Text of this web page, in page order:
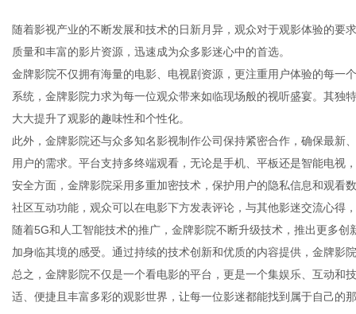
随着影视产业的不断发展和技术的日新月异，观众对于观影体验的要
质量和丰富的影片资源，迅速成为众多影迷心中的首选。
金牌影院不仅拥有海量的电影、电视剧资源，更注重用户体验的每一
系统，金牌影院力求为每一位观众带来如临现场般的视听盛宴。其独
大大提升了观影的趣味性和个性化。
此外，金牌影院还与众多知名影视制作公司保持紧密合作，确保最新
用户的需求。平台支持多终端观看，无论是手机、平板还是智能电视
安全方面，金牌影院采用多重加密技术，保护用户的隐私信息和观看
社区互动功能，观众可以在电影下方发表评论，与其他影迷交流心得
随着5G和人工智能技术的推广，金牌影院不断升级技术，推出更多
加身临其境的感受。通过持续的技术创新和优质的内容提供，金牌影
总之，金牌影院不仅是一个看电影的平台，更是一个集娱乐、互动和
适、便捷且丰富多彩的观影世界，让每一位影迷都能找到属于自己的